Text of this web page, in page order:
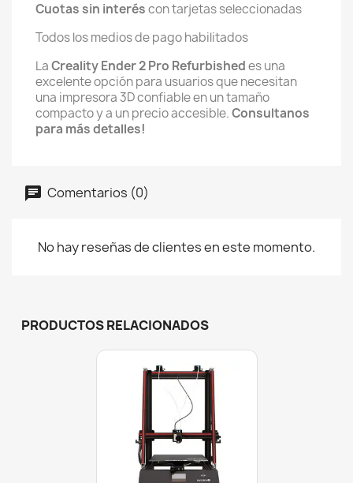
Cuotas sin interéscon tarjetas seleccionadas
Todos los medios de pago habilitados
LaCreality Ender 2 Pro Refurbishedes una
excelente opción para usuarios que necesitan
una impresora 3D confiable en un tamaño
compacto y a un precio accesible.Consultanos
para más detalles!
Comentarios (0)
No hay reseñas de clientes en este momento.
PRODUCTOS RELACIONADOS